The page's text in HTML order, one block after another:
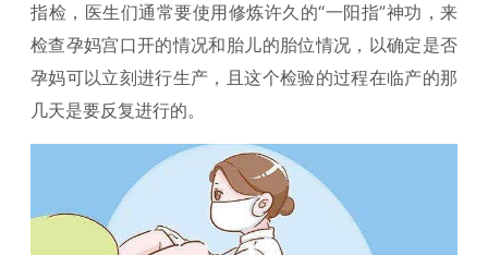
指检，医生们通常要使用修炼许久的“一阳指”神功，来
检查孕妈宫口开的情况和胎儿的胎位情况，以确定是否
孕妈可以立刻进行生产，且这个检验的过程在临产的那
几天是要反复进行的。